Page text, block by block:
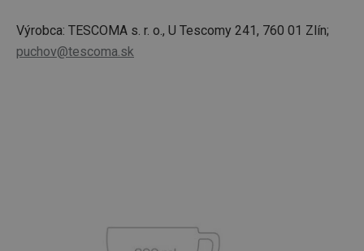
Výrobca: TESCOMA s. r. o., U Tescomy 241, 760 01 Zlín;
puchov@tescoma.sk